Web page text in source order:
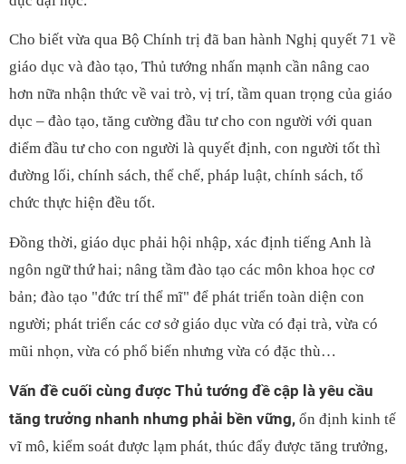
Cho biết vừa qua Bộ Chính trị đã ban hành Nghị quyết 71 về
giáo dục và đào tạo, Thủ tướng nhấn mạnh cần nâng cao
hơn nữa nhận thức về vai trò, vị trí, tầm quan trọng của giáo
dục – đào tạo, tăng cường đầu tư cho con người với quan
điểm đầu tư cho con người là quyết định, con người tốt thì
đường lối, chính sách, thể chế, pháp luật, chính sách, tổ
chức thực hiện đều tốt.
Đồng thời, giáo dục phải hội nhập, xác định tiếng Anh là
ngôn ngữ thứ hai; nâng tầm đào tạo các môn khoa học cơ
bản; đào tạo "đức trí thể mĩ" để phát triển toàn diện con
người; phát triển các cơ sở giáo dục vừa có đại trà, vừa có
mũi nhọn, vừa có phổ biến nhưng vừa có đặc thù…
Vấn đề cuối cùng được Thủ tướng đề cập là yêu cầu
tăng trưởng nhanh nhưng phải bền vững, ổn định kinh tế
vĩ mô, kiểm soát được lạm phát, thúc đẩy được tăng trưởng,